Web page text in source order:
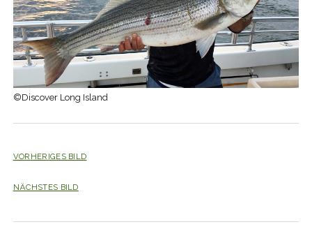
©Discover Long Island
VORHERIGES BILD
NÄCHSTES BILD